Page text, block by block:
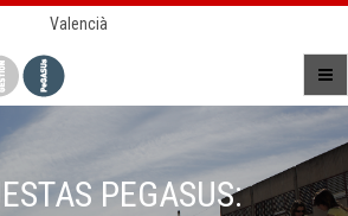
Valencià
PEGASUS: